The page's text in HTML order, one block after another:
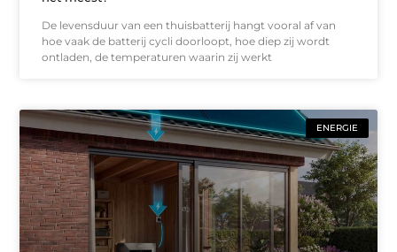
De levensduur van een thuisbatterij hangt vooral af van
hoe vaak de batterij cycli doorloopt, hoe diep zij wordt
ontladen, de temperaturen waarin zij werkt
ENERGIE